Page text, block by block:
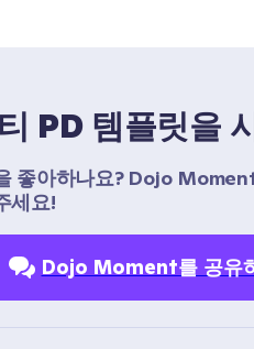
PD 템플릿을
좋아하나요? Dojo
세요!
Dojo Moment를 공유